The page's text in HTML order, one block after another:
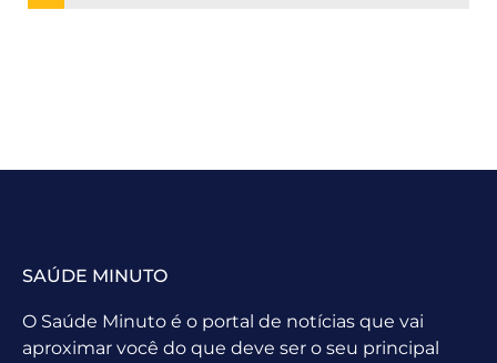
SAÚDE MINUTO
O Saúde Minuto é o portal de notícias que vai
aproximar você do que deve ser o seu principal